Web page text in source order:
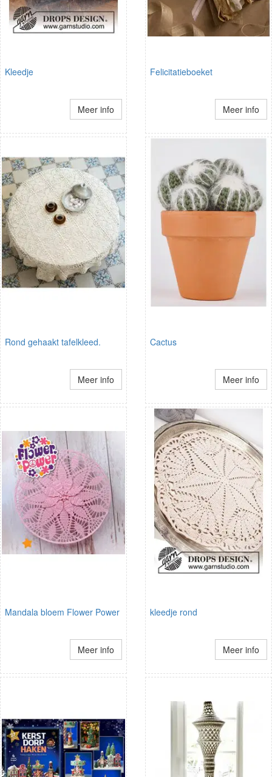
Kleedje
Meer info
Felicitatieboeket
Meer info
Rond gehaakt tafelkleed.
Meer info
Cactus
Meer info
Mandala bloem Flower Power
Meer info
kleedje rond
Meer info